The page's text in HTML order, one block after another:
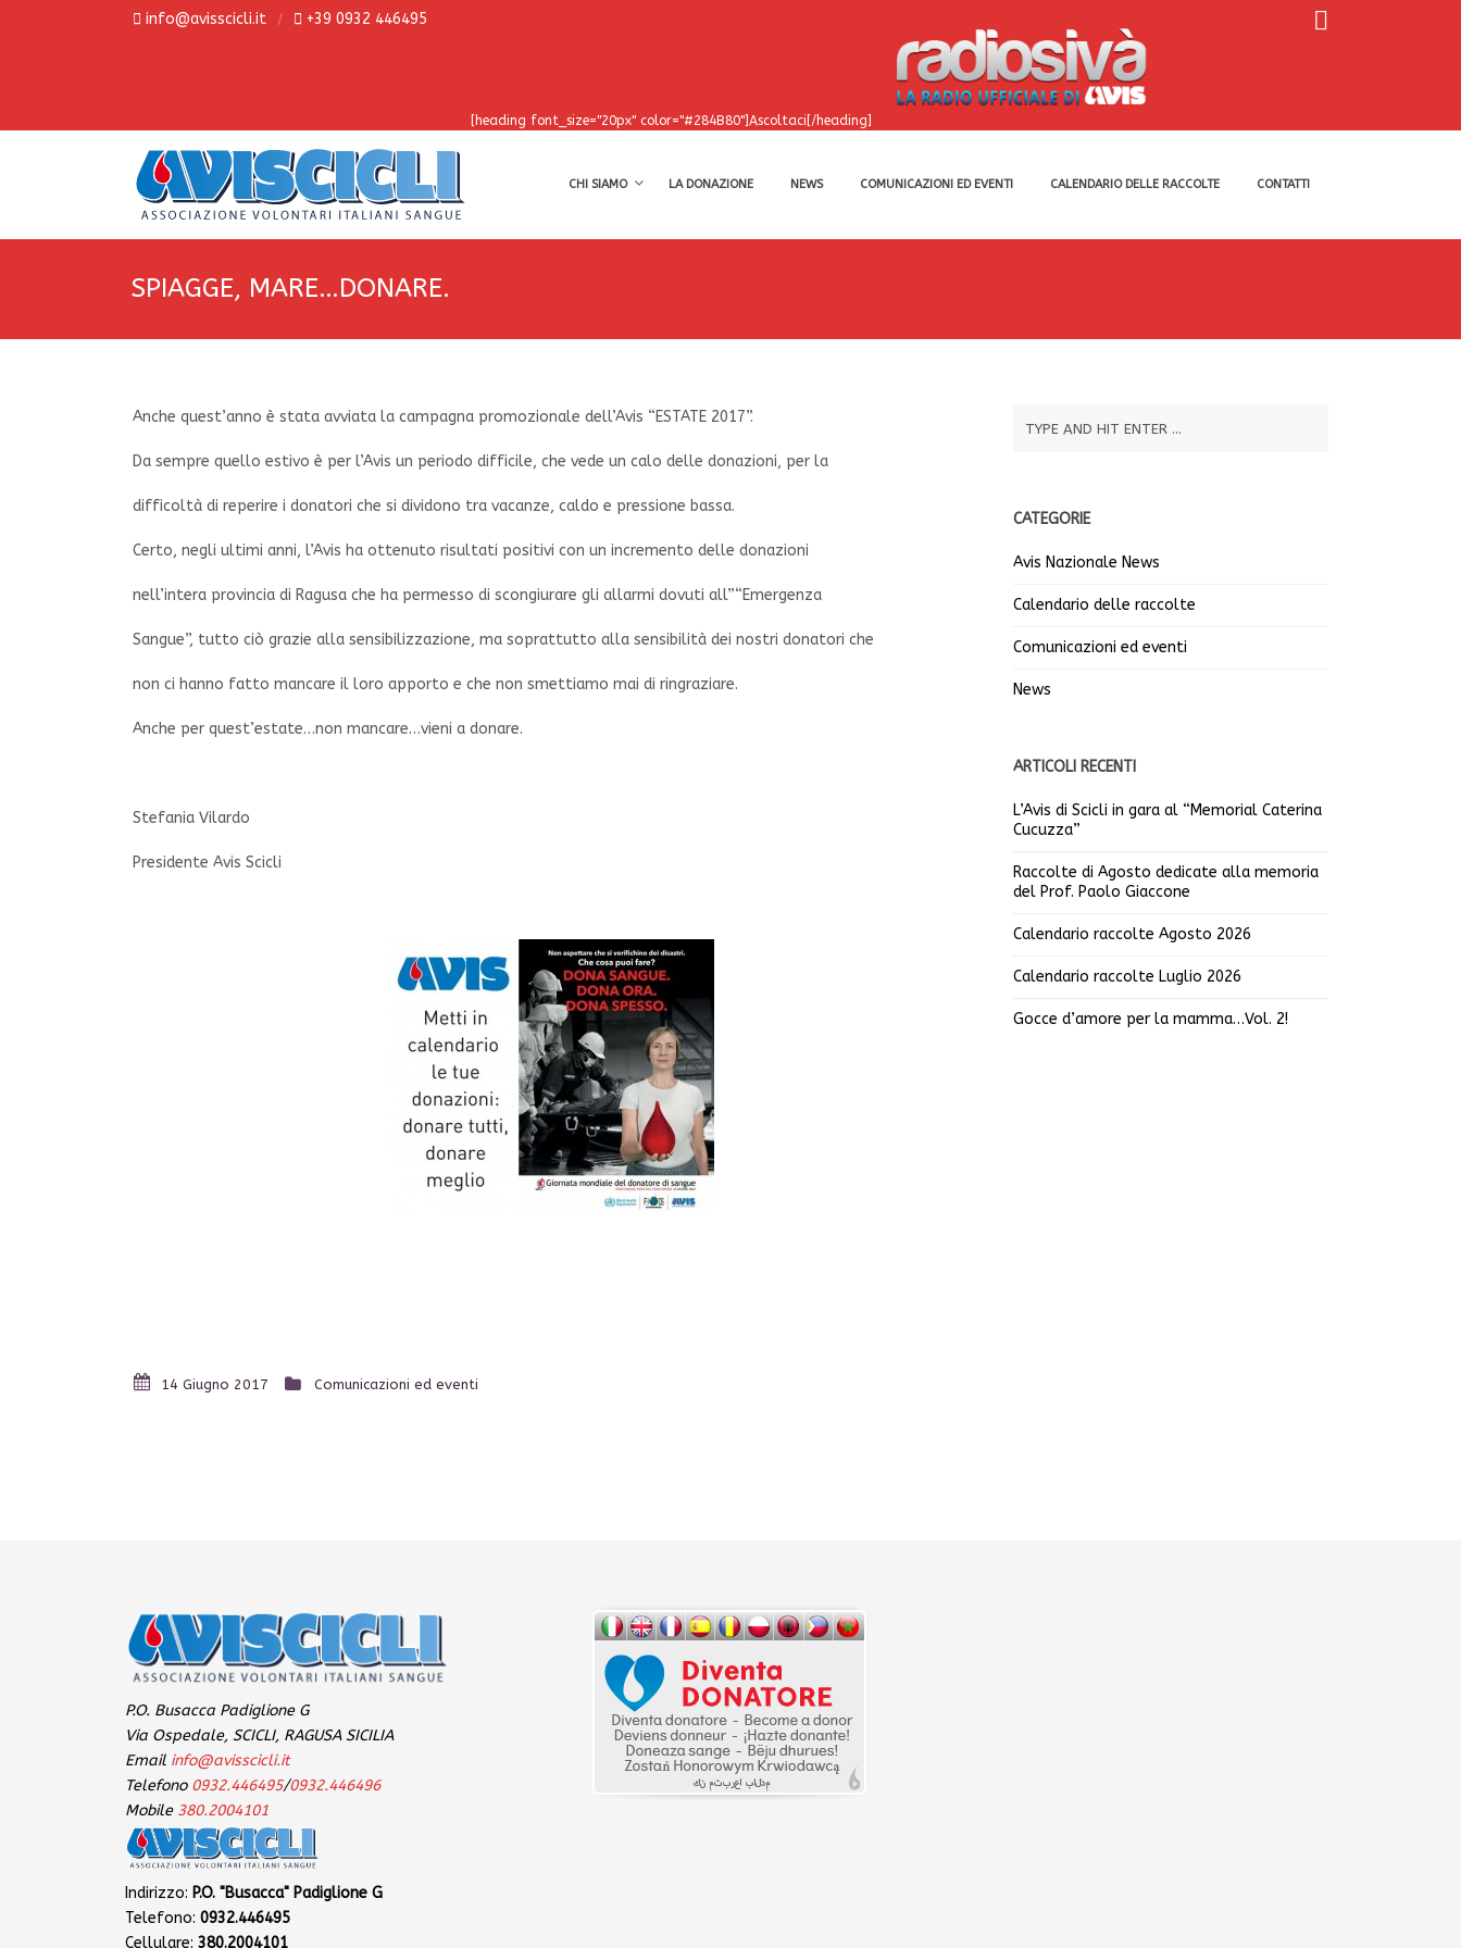
info@avisscicli.it +39 0932 446495
[heading font_size="20px" color="#284B80"]Ascoltaci[/heading]
CHI SIAMO LA DONAZIONE NEWS COMUNICAZIONI ED EVENTI CALENDARIO DELLE RACCOLTE CONTATTI
SPIAGGE, MARE…DONARE.
Anche quest’anno è stata avviata la campagna promozionale dell’Avis “ESTATE 2017”.
Da sempre quello estivo è per l’Avis un periodo difficile, che vede un calo delle donazioni, per la
difficoltà di reperire i donatori che si dividono tra vacanze, caldo e pressione bassa.
Certo, negli ultimi anni, l’Avis ha ottenuto risultati positivi con un incremento delle donazioni
nell’intera provincia di Ragusa che ha permesso di scongiurare gli allarmi dovuti all”“Emergenza
Sangue”, tutto ciò grazie alla sensibilizzazione, ma soprattutto alla sensibilità dei nostri donatori che
non ci hanno fatto mancare il loro apporto e che non smettiamo mai di ringraziare.
Anche per quest’estate…non mancare…vieni a donare.
Stefania Vilardo
Presidente Avis Scicli
14 Giugno 2017 Comunicazioni ed eventi
CATEGORIE
Avis Nazionale News
Calendario delle raccolte
Comunicazioni ed eventi
News
ARTICOLI RECENTI
L’Avis di Scicli in gara al “Memorial Caterina
Cucuzza”
Raccolte di Agosto dedicate alla memoria
del Prof. Paolo Giaccone
Calendario raccolte Agosto 2026
Calendario raccolte Luglio 2026
Gocce d’amore per la mamma…Vol. 2!
P.O. Busacca Padiglione G
Via Ospedale, SCICLI, RAGUSA SICILIA
Email info@avisscicli.it
Telefono 0932.446495/0932.446496
Mobile 380.2004101
Indirizzo: P.O. "Busacca" Padiglione G
Telefono: 0932.446495
Cellulare: 380.2004101